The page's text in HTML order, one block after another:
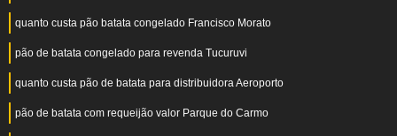
quanto custa pão batata congelado Francisco Morato
pão de batata congelado para revenda Tucuruvi
quanto custa pão de batata para distribuidora Aeroporto
pão de batata com requeijão valor Parque do Carmo